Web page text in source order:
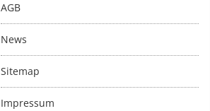
AGB
News
Sitemap
Impressum